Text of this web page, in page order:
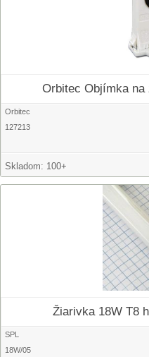
Orbitec Objímka na
Orbitec
127213
Skladom: 100+
Žiarivka 18W T8
SPL
18W/05